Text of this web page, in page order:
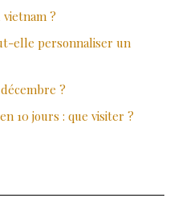
?
elle personnaliser un
?
10 jours : que visiter ?